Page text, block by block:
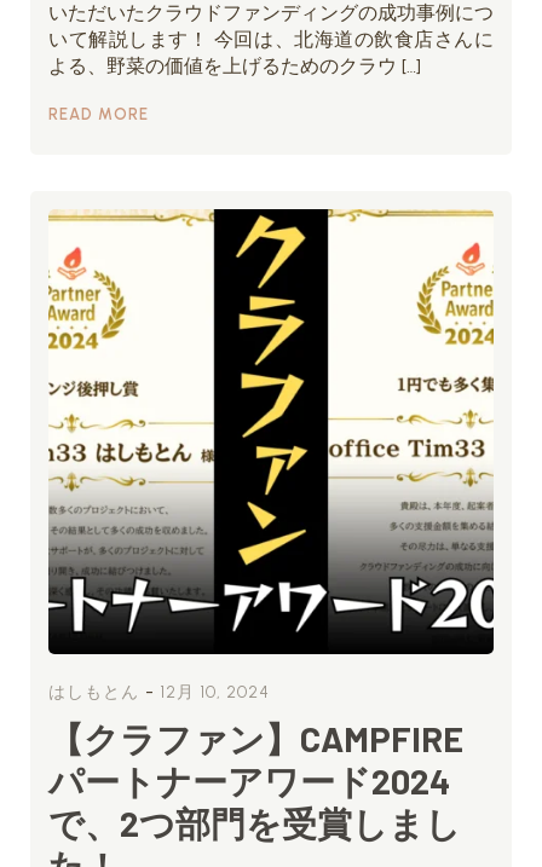
いただいたクラウドファンディングの成功事例につ
いて解説します！ 今回は、北海道の飲食店さんに
よる、野菜の価値を上げるためのクラウ […]
READ MORE
はしもとん - 12月 10, 2024
【クラファン】CAMPFIRE
パートナーアワード2024
で、2つ部門を受賞しまし